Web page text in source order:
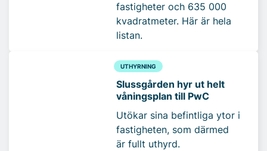
fastigheter och 635 000
kvadratmeter. Här är hela
listan.
UTHYRNING
Slussgården hyr ut helt
våningsplan till PwC
Utökar sina befintliga ytor i
fastigheten, som därmed
är fullt uthyrd.